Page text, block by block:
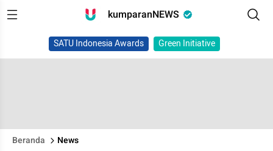
kumparanNEWS
SATU Indonesia Awards Green Initiative
Beranda News